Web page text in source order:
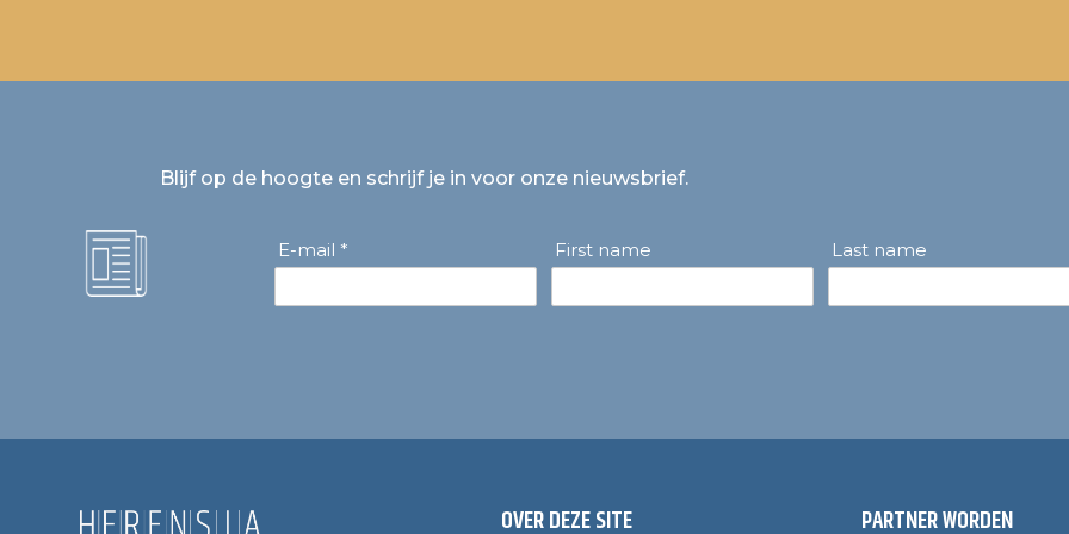
Blijf op de hoogte en schrijf je in voor onze nieuwsbrief.
E-mail * First name
Last name
OVER DEZE SITE PARTNER WORDEN